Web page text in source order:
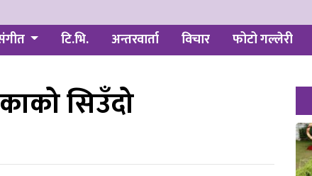
टि.भि. अन्तरवार्ता विचार फोटो गल्लेरी
सिउँदो